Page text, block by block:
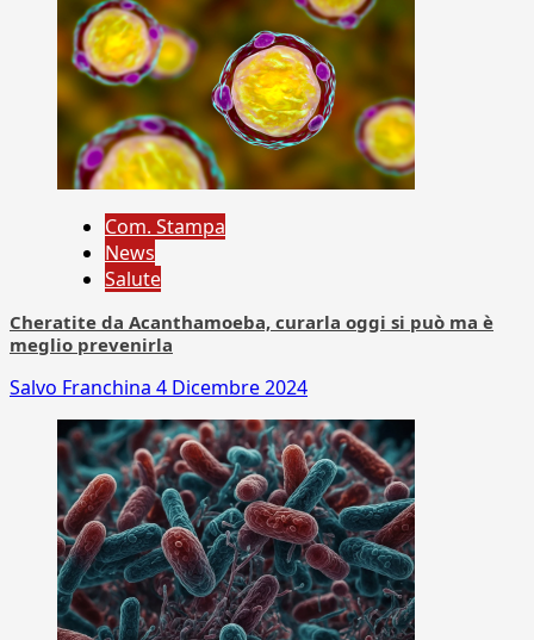
Com. Stampa
News
Salute
Cheratite da Acanthamoeba, curarla oggi si può ma è
meglio prevenirla
Salvo Franchina 4 Dicembre 2024